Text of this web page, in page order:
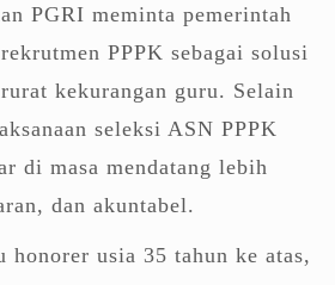
PGRI meminta pemerintah
PPPK sebagai solusi
kekurangan guru. Selain
seleksi ASN PPPK
di masa mendatang lebih
dan akuntabel.
honorer usia 35 tahun ke atas,